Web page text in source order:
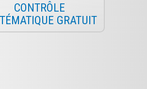
CONTRÔLE
GRATUIT